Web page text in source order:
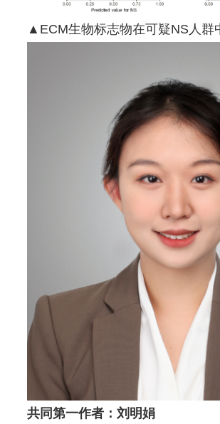
▲ECM生物标志物在可疑NS人群
共同第一作者：刘明娟